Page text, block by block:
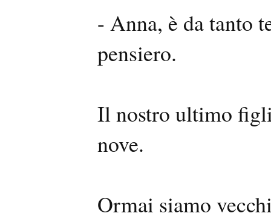
- Anna, è da tanto
pensiero.
Il nostro ultimo
nove.
Ormai siamo